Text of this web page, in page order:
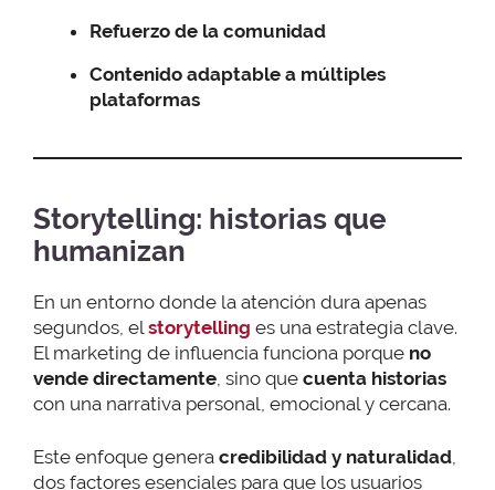
Refuerzo de la comunidad
Contenido adaptable a múltiples
plataformas
Storytelling: historias que
humanizan
En un entorno donde la atención dura apenas
segundos, el storytelling es una estrategia clave.
El marketing de influencia funciona porque no
vende directamente , sino que cuenta historias
con una narrativa personal, emocional y cercana.
Este enfoque genera credibilidad y naturalidad,
dos factores esenciales para que los usuarios